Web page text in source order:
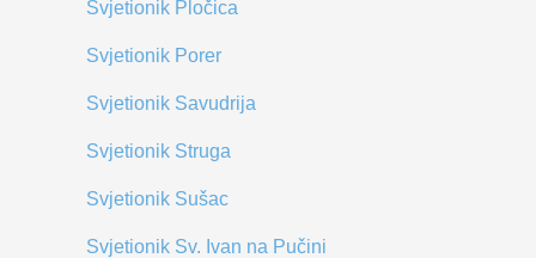
Svjetionik Pločica
Svjetionik Porer
Svjetionik Savudrija
Svjetionik Struga
Svjetionik Sušac
Svjetionik Sv. Ivan na Pučini